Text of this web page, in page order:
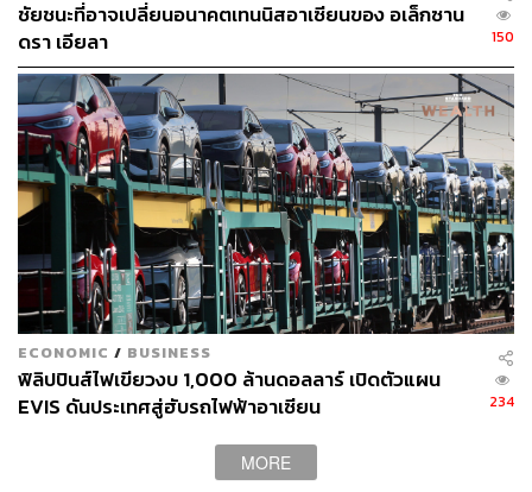
ชัยชนะที่อาจเปลี่ยนอนาคตเทนนิสอาเซียนของ อเล็กซาน
ดรา เอียลา
150
ECONOMIC / BUSINESS
ฟิลิปปินส์ไฟเขียวงบ 1,000 ล้านดอลลาร์ เปิดตัวแผน
EVIS ดันประเทศสู่ฮับรถไฟฟ้าอาเซียน
234
MORE